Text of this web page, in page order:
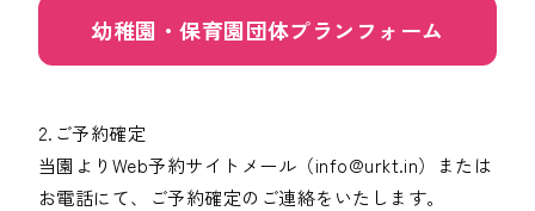
幼稚園・保育園団体プラン フォーム
2.ご予約確定
当園よりWeb予約サイトメール（info@urkt.in）または
お電話にて、ご予約確定のご連絡をいたします。